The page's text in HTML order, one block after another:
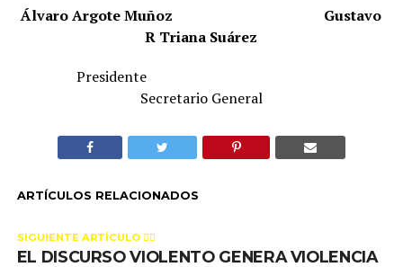
Álvaro Argote Muñoz
Gustavo
R Triana Suárez
Presidente
Secretario General
ARTÍCULOS RELACIONADOS
SIGUIENTE ARTÍCULO 👈🏻
EL DISCURSO VIOLENTO GENERA VIOLENCIA